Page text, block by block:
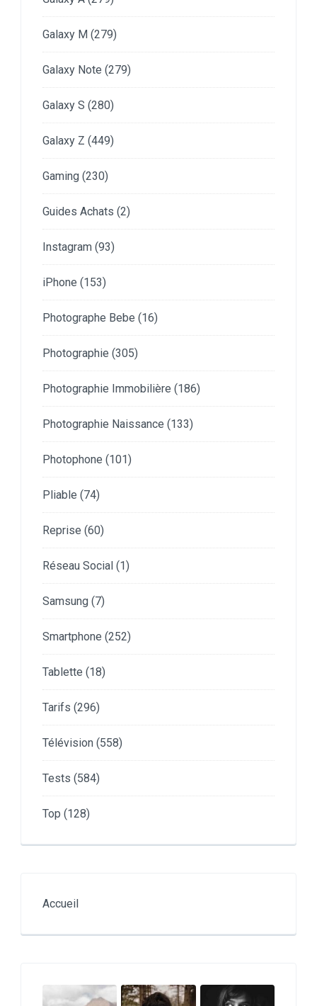
Galaxy M (279)
Galaxy Note (279)
Galaxy S (280)
Galaxy Z (449)
Gaming (230)
Guides Achats (2)
Instagram (93)
iPhone (153)
Photographe Bebe (16)
Photographie (305)
Photographie Immobilière (186)
Photographie Naissance (133)
Photophone (101)
Pliable (74)
Reprise (60)
Réseau Social (1)
Samsung (7)
Smartphone (252)
Tablette (18)
Tarifs (296)
Télévision (558)
Tests (584)
Top (128)
Accueil